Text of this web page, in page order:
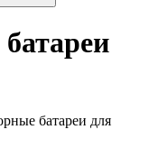
батареи для